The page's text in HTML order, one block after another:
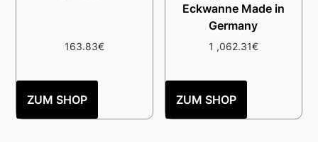
163.83€
ZUM SHOP
Eckwanne Made in
Germany
1 ,062.31€
ZUM SHOP